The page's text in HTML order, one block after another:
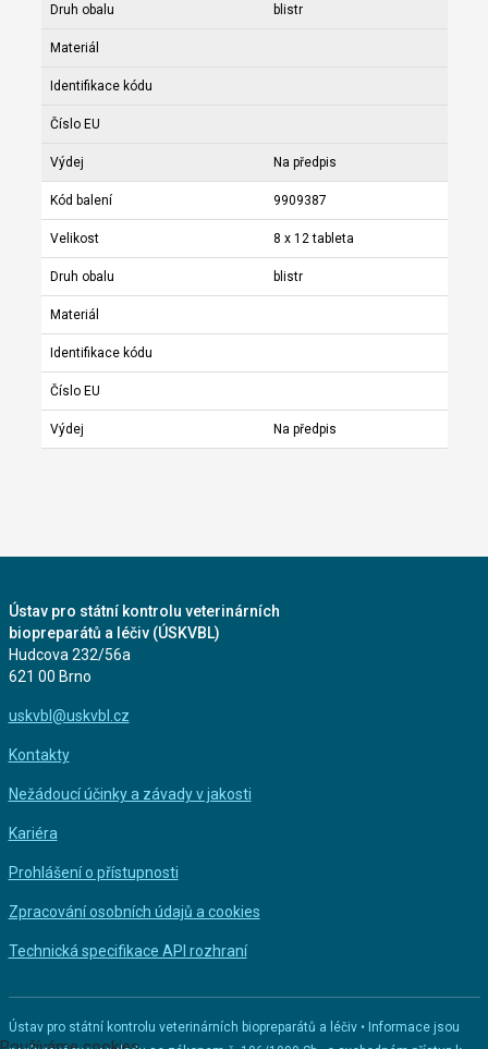
Druh obalu blistr
Materiál
Identifikace kódu
Číslo EU
Výdej Na předpis
Kód balení 9909387
Velikost 8 x 12 tableta
Druh obalu blistr
Materiál
Identifikace kódu
Číslo EU
Výdej Na předpis
Ústav pro státní kontrolu veterinárních
biopreparátů a léčiv (ÚSKVBL)
Hudcova 232/56a
621 00 Brno
uskvbl@uskvbl.cz
Kontakty
Nežádoucí účinky a závady v jakosti
Kariéra
Prohlášení o přístupnosti
Zpracování osobních údajů a cookies
Technická specifikace API rozhraní
Ústav pro státní kontrolu veterinárních biopreparátů a léčiv • Informace jsou